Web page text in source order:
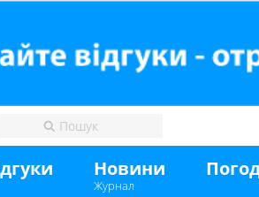
Новини
Журнал